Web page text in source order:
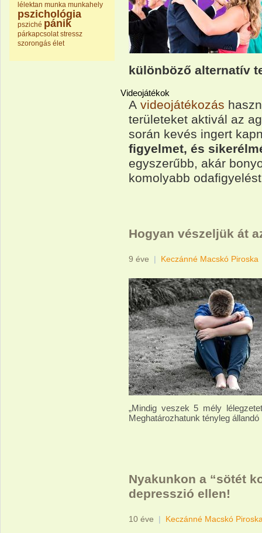
lélektan munka munkahely
pszichológia
psziché pánik
párkapcsolat stressz
szorongás élet
különböző alternatív
Videojátékok
A videojátékozás
területeket aktivál az
során kevés ingert
figyelmet, és
egyszerűbb, akár
komolyabb
Hogyan vészeljük át
9 éve | Keczánné Macskó Piroska
„Mindig veszek 5 mély
Meghatározhatunk tényleg
Nyakunkon a “sötét
depresszió ellen!
10 éve | Keczánné Macskó